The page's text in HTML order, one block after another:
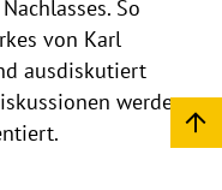
So
von Karl
ausdiskutiert
werden